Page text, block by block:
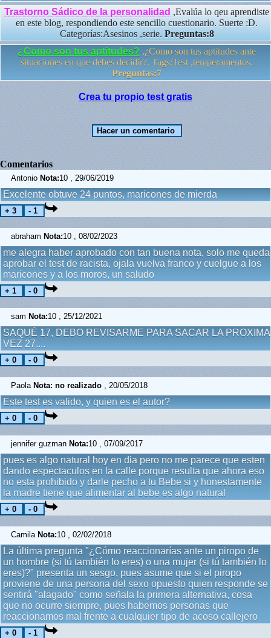
Trastorno Sádico de la personalidad ,Evalúa lo qeu aprendiste
en este blog, respondiendo este sencillo cuestionario. Suerte :D.
Categorías:Asesinos ,serie. Preguntas:8
¿Como son tus aptitudes? ,¿Como son tus aptitudes ante
situaciones en que debes decidir?. Tags:Test ,temperamentos.
Preguntas:7
Crea tu propio test gratis
Comentarios
Antonio Nota:10 , 29/06/2019
Excelente obtuve 24 puntos, maricones de mierda
abraham Nota:10 , 08/02/2023
me alegra haber aprobado con tan buena nota, solo me queda
aprobar el test de racista, ojala vuelva franco y cuelgue a los
maricones y a los moros, un saludo
sam Nota:10 , 25/12/2021
SAQUÉ 17, DEBO REVISARME PARA SACAR LA PROXIMA
VEZ 27....
Paola Nota: no realizado , 20/05/2018
Este test es valido, y quien es el autor?
jennifer guzman Nota:10 , 07/09/2017
pues es algo natural hoy en dia pero no me parece que esten
dando espectaculos en la calle porque resulta que ahora eso
no esta prohibido y darle pecho a tu Bebe si y honestamente
la madre tiene que alimentar al bebe es algo natural
Camila Nota:10 , 02/02/2018
La última pregunta "¿Cómo reaccionarías ante un piropo de
un hombre (si tú también lo eres) o una mujer (si tú también lo
eres)?" presenta un sesgo, pues asume que si el piropo
proviene de una persona del sexo opuesto quien responde se
sentirá "alagado" como señala la primera alternativa, cosa
que no ocurre siempre, pues habemos personas que
reaccionamos mal frente a cualquier tipo de acoso callejero